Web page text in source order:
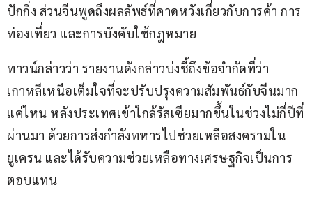
ปักกิ่ง ส่วนจีนพูดถึงผลลัพธ์ที่คาดหวังเกี่ยวกับการค้า การ
ท่องเที่ยว และการบังคับใช้กฎหมาย
ทาวน์กล่าวว่า รายงานดังกล่าวบ่งชี้ถึงข้อจำกัดที่ว่า
เกาหลีเหนือเต็มใจที่จะปรับปรุงความสัมพันธ์กับจีนมาก
แค่ไหน หลังประเทศเข้าใกล้รัสเซียมากขึ้นในช่วงไม่กี่ปีที่
ผ่านมา ด้วยการส่งกำลังทหารไปช่วยเหลือสงครามใน
ยูเครน และได้รับความช่วยเหลือทางเศรษฐกิจเป็นการ
ตอบแทน